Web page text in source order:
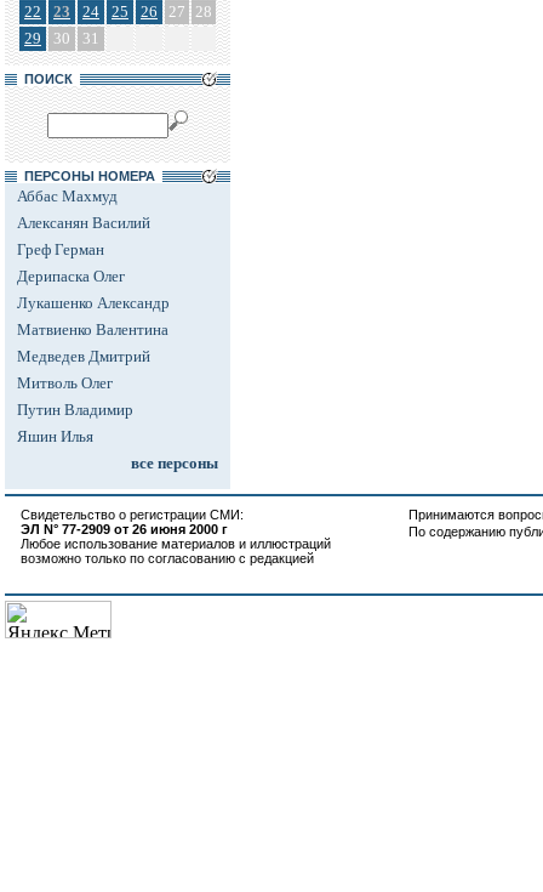
22
23 24 25 26 27 28
29
30 31
ПОИСК
ПЕРСОНЫ НОМЕРА
Аббас Махмуд
Алексанян Василий
Греф Герман
Дерипаска Олег
Лукашенко Александр
Матвиенко Валентина
Медведев Дмитрий
Митволь Олег
Путин Владимир
Яшин Илья
все персоны
Свидетельство о регистрации СМИ:
ЭЛ N° 77-2909 от 26 июня 2000 г
Любое использование материалов и иллюстраций
возможно только по согласованию с редакцией
Принимаются
По содержанию